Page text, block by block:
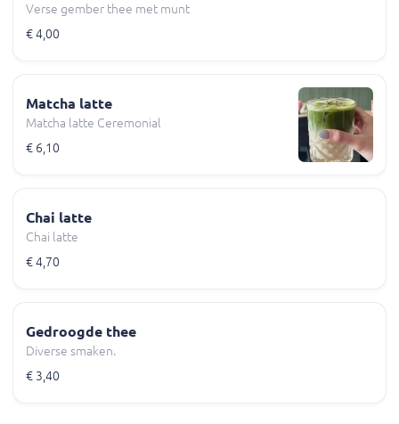
Verse gember thee met munt
€ 4,00
Matcha latte
Matcha latte Ceremonial
€ 6,10
Chai latte
Chai latte
€ 4,70
Gedroogde thee
Diverse smaken.
€ 3,40